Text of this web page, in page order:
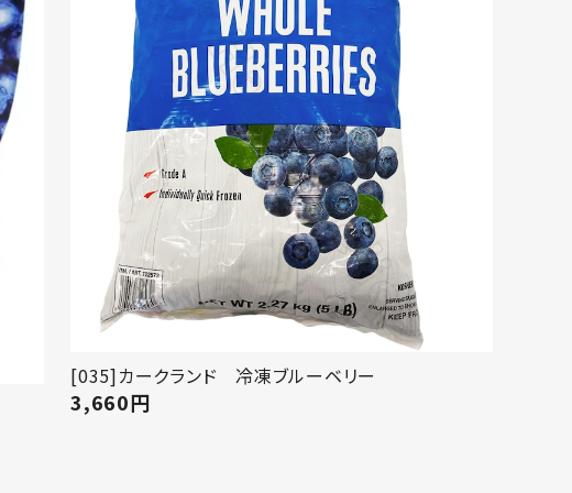
[035]カークランド 冷凍ブルーベリー
3,660円